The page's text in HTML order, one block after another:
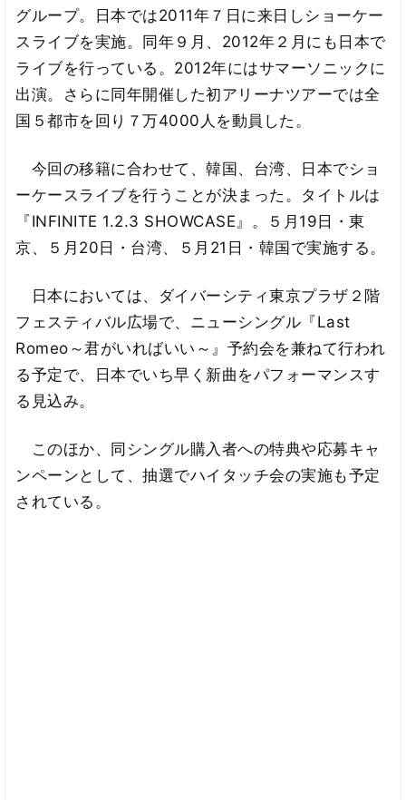
グループ。日本では2011年７日に来日しショーケー
スライブを実施。同年９月、2012年２月にも日本で
ライブを行っている。2012年にはサマーソニックに
出演。さらに同年開催した初アリーナツアーでは全
国５都市を回り７万4000人を動員した。
今回の移籍に合わせて、韓国、台湾、日本でショ
ーケースライブを行うことが決まった。タイトルは
『INFINITE 1.2.3 SHOWCASE』。５月19日・東
京、５月20日・台湾、５月21日・韓国で実施する。
日本においては、ダイバーシティ東京プラザ２階
フェスティバル広場で、ニューシングル『Last
Romeo～君がいればいい～』予約会を兼ねて行われ
る予定で、日本でいち早く新曲をパフォーマンスす
る見込み。
このほか、同シングル購入者への特典や応募キャ
ンペーンとして、抽選でハイタッチ会の実施も予定
されている。